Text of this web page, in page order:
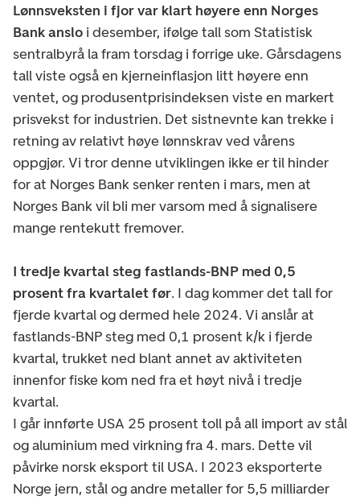
Lønnsveksten i fjor var klart høyere enn Norges
Bank anslo i desember, ifølge tall som Statistisk
sentralbyrå la fram torsdag i forrige uke. Gårsdagens
tall viste også en kjerneinflasjon litt høyere enn
ventet, og produsentprisindeksen viste en markert
prisvekst for industrien. Det sistnevnte kan trekke i
retning av relativt høye lønnskrav ved vårens
oppgjør. Vi tror denne utviklingen ikke er til hinder
for at Norges Bank senker renten i mars, men at
Norges Bank vil bli mer varsom med å signalisere
mange rentekutt fremover.
I tredje kvartal steg fastlands-BNP med 0,5
prosent fra kvartalet før. I dag kommer det tall for
fjerde kvartal og dermed hele 2024. Vi anslår at
fastlands-BNP steg med 0,1 prosent k/k i fjerde
kvartal, trukket ned blant annet av aktiviteten
innenfor fiske kom ned fra et høyt nivå i tredje
kvartal.
I går innførte USA 25 prosent toll på all import av stål
og aluminium med virkning fra 4. mars. Dette vil
påvirke norsk eksport til USA. I 2023 eksporterte
Norge jern, stål og andre metaller for 5,5 milliarder